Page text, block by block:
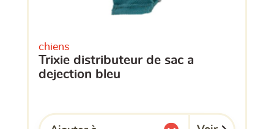
chiens
trixie distributeur de sac a
dejection bleu